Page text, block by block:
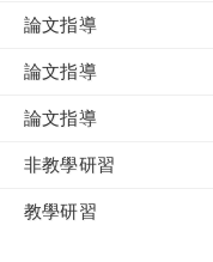
論文指導
論文指導
論文指導
非教學研習
教學研習